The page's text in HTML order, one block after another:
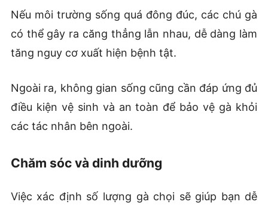
Nếu môi trường sống quá đông đúc, các chú gà
có thể gây ra căng thẳng lẫn nhau, dễ dàng làm
tăng nguy cơ xuất hiện bệnh tật.
Ngoài ra, không gian sống cũng cần đáp ứng đủ
điều kiện vệ sinh và an toàn để bảo vệ gà khỏi
các tác nhân bên ngoài.
Chăm sóc và dinh dưỡng
Việc xác định số lượng gà chọi sẽ giúp bạn dễ